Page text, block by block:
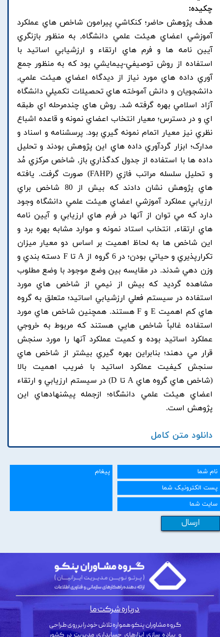
چکیده:
هدف پژوهش حاضر؛ کنکاشي پيرامون شاخص هاي عملکرد
آموزشي اعضاي هيئت علمي دانشگاه, به منظور بازنگري
آيين نامه ها و فرم هاي ارتقاء و ارزشيابي اساتيد با
استفاده از روش توصيفي-پيمايشي بود که به منظور جمع
آوري داده هاي مورد نياز از ديدگاه اعضاي هيئت علمي,
دانشجويان و دانش آموخته هاي تحصيلات تکميلي دانشگاه
آزاد اسلامي بهره گرفته شد. روش هاي چندمرحله اي طبقه
اي و در دسترس؛ معيار انتخاب اعضاي نمونه و قاعده اشباع
نظري نيز معيار اتمام نمونه گيري بود. پرسشنامه و اسناد و
مدارک؛ ابزار گردآوري داده هاي اين پژوهش بودند و تحليل
داده ها با استفاده از جدول کدگذاري باز, شاخص مرکزي مُد
و تحليل سلسله مراتب فازي (FAHP) صورت گرفت. يافته
هاي پژوهش نشان دادند که بيش از 80 شاخص براي
ارزيابي عملکرد آموزشي اعضاي هيئت علمي دانشگاه وجود
دارد که مي توان از آنها در فرم هاي ارزيابي و آيين نامه
هاي ارتقاء, انتخاب استاد نمونه و موارد مشابه بهره برد و
اين شاخص ها به لحاظ اهميت بر اساس دو معيار ميزان
تکرارپذيري و حياتي بودن؛ در 6 گروه از A تا F دسته بندي و
وزن دهي شدند. در مقايسه بين وضع موجود با وضع مطلوب
مشاهده گرديد که بيش از نيمي از شاخص هاي مورد
استفاده در سيستم فعلي ارزشيابي اساتيد؛ متعلق به گروه
هاي کم اهميت E و F هستند. همچنين شاخص هاي مورد
استفاده غالباً شاخص هايي هستند که مربوط به خروجي
عملکرد اساتيد بوده و کميت عملکرد آنها را مورد سنجش
قرار مي دهند؛ بنابراين بهره گيري بيشتر از شاخص هاي
سنجش کيفيت عملکرد اساتيد با ضريب اهميت بالا
(شاخص هاي گروه هاي A تا D) در سيستم ارزيابي و ارتقاء
اعضاي هيئت علمي دانشگاه؛ ازجمله پيشنهادهاي اين
پژوهش است.
دانلود متن کامل
ارسال
گروه مشاوران پنکو همواره تلاش خود را بر روی طراحی
درباره شرکت ما